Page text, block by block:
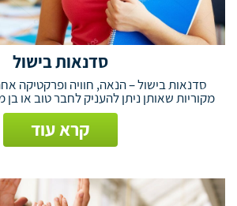
סדנאות בישול
סדנאות בישול – הנאה, חוויה ופרקטיקה
מקוריות שאותן ניתן להעניק לחבר טוב או
קרא עוד